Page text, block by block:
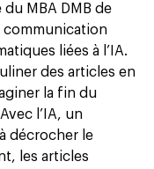
MBA DMB de
communication
liées à l’IA.
des articles en
la fin du
l’IA, un
décrocher le
les articles